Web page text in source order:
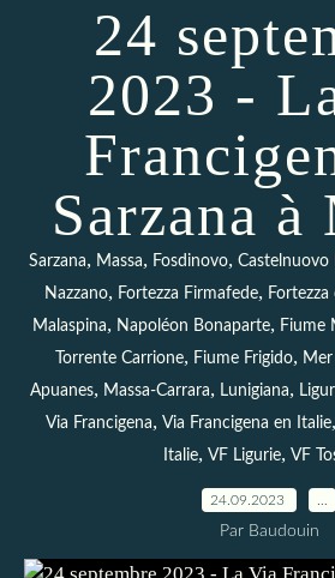
24
2023 -
Sarzana à
Sarzana, Massa, Fosdinovo, Castelnuovo
Nazzano, Fortezza Firmafede, Fortezza
Malaspina, Napoléon Bonaparte, Fiume
Torrente Carrione, Fiume Frigido,
Apuanes, Massa-Carrara, Lunigiana,
Via Francigena, Via Francigena en Italie,
Italie, VF Ligurie, VF
24.09.2023
Par Baudouin